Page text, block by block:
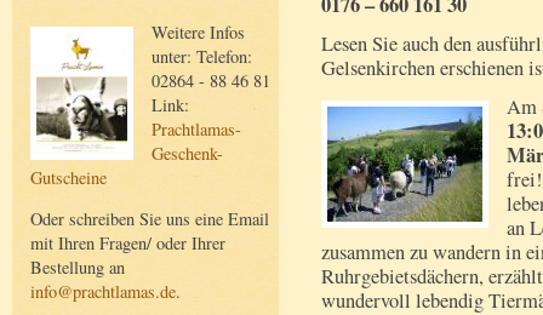
Weitere Infos
unter: Telefon:
02864 - 88 46 81
Link:
Prachtlamas-
Geschenk-
Gutscheine
Oder schreiben Sie uns eine Email
mit Ihren Fragen/ oder Ihrer
Bestellung an
info@prachtlamas.de.
Lesen Sie auch den
Gelsenkirchen erschienen
Am
frei!
an
zusammen zu wandern in
Ruhrgebietsdächern,
wundervoll lebendig